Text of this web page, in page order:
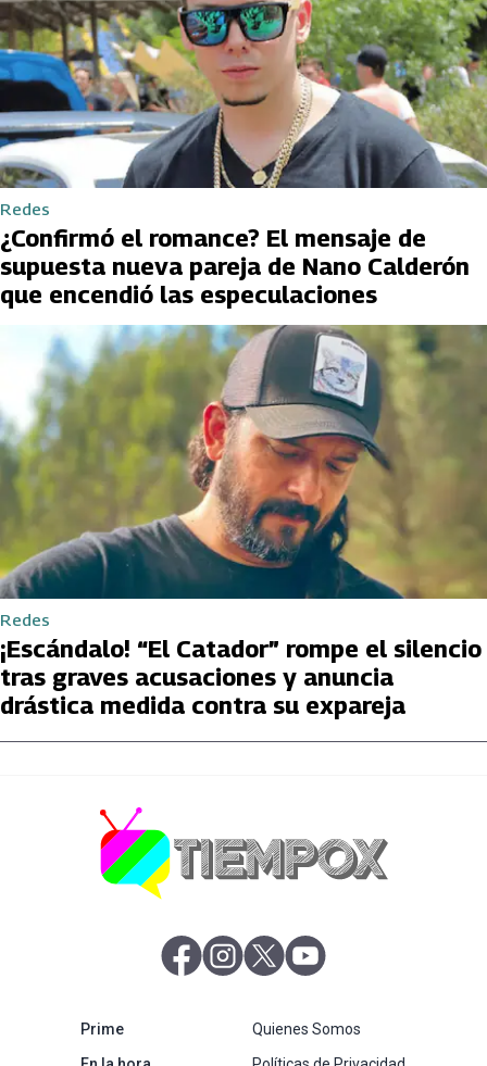
Redes
¿Confirmó el romance? El mensaje de
supuesta nueva pareja de Nano Calderón
que encendió las especulaciones
Redes
¡Escándalo! “El Catador” rompe el silencio
tras graves acusaciones y anuncia
drástica medida contra su expareja
abre en nueva pestaña
abre en nueva pestaña
abre en nueva pestaña
Primeabre en nueva pestaña
abre en nueva pestaña
Quienes Somos